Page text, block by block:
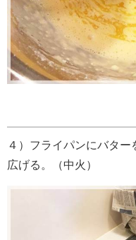
４）フライパンにバタ
広げる。（中火）